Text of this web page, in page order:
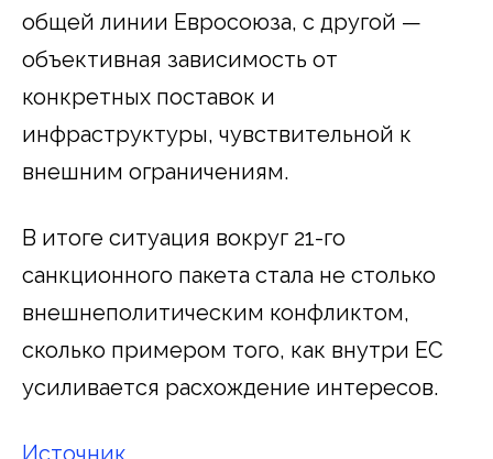
общей линии Евросоюза, с другой —
объективная зависимость от
конкретных поставок и
инфраструктуры, чувствительной к
внешним ограничениям.
В итоге ситуация вокруг 21-го
санкционного пакета стала не столько
внешнеполитическим конфликтом,
сколько примером того, как внутри ЕС
усиливается расхождение интересов.